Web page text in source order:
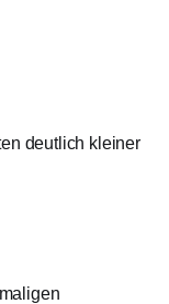
deutlich kleiner